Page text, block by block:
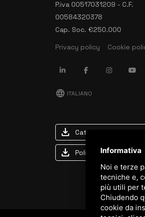
P.iva 00517031209 - C.F.
00584320378
Cap. Soc. €250.000
Privacy policy
Cookie
language ITALIANO
download Catalogo Stima
download Politica qualità e
Informativa
Noi e terze
tecniche e,
più utili per
Chiudendo
cookie da